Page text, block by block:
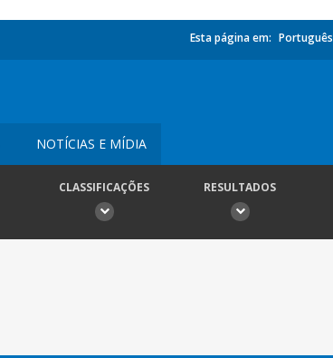
Esta página em: Português
NOTÍCIAS E MÍDIA
CLASSIFICAÇÕES RESULTADOS